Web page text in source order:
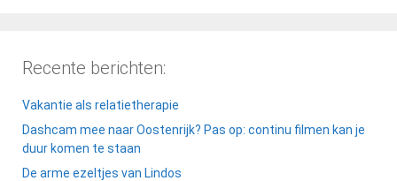
Recente berichten:
Vakantie als relatietherapie
Dashcam mee naar Oostenrijk? Pas op: continu filmen kan je
duur komen te staan
De arme ezeltjes van Lindos